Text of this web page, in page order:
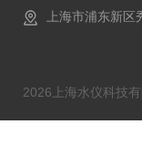
上海市浦东新
2026上海水仪科技